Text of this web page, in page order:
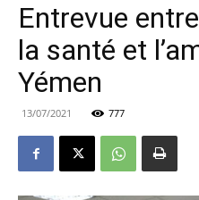
Entrevue
la santé et
Yémen
13/07/2021 777